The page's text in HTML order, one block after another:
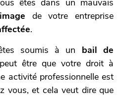
êtes dans un mauvais
image de votre entreprise
.
soumis à un bail de
être que votre droit à
activité professionnelle est
vous, et cela veut dire que